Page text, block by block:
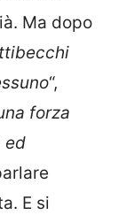
Ma dopo
“,
forza
ed
E si